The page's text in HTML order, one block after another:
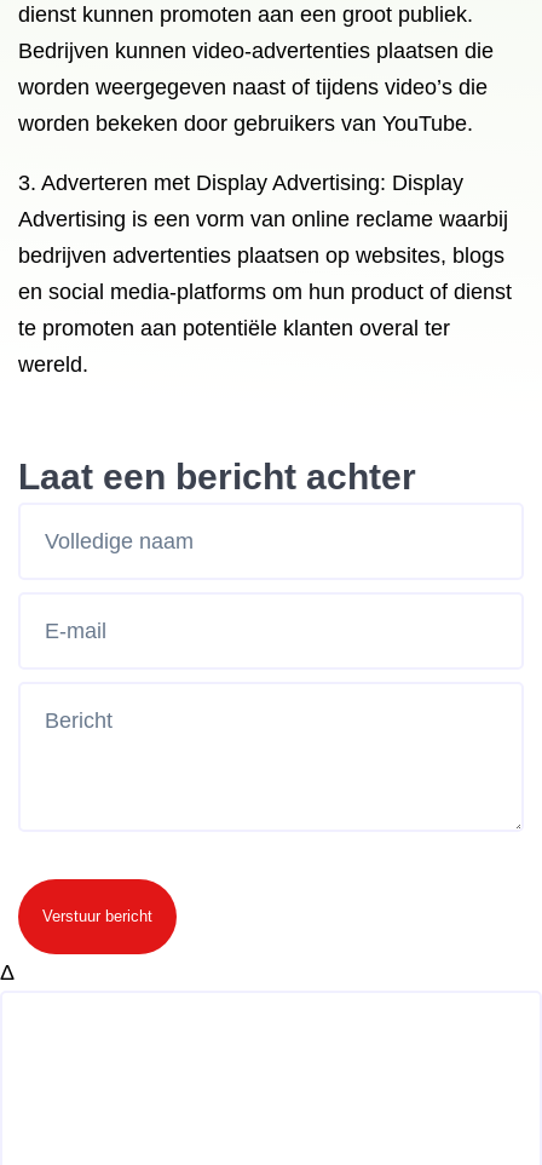
dienst kunnen promoten aan een groot publiek.
Bedrijven kunnen video-advertenties plaatsen die
worden weergegeven naast of tijdens video’s die
worden bekeken door gebruikers van YouTube.
3. Adverteren met Display Advertising: Display
Advertising is een vorm van online reclame waarbij
bedrijven advertenties plaatsen op websites, blogs
en social media-platforms om hun product of dienst
te promoten aan potentiële klanten overal ter
wereld.
Laat een bericht achter
Verstuur bericht
Δ